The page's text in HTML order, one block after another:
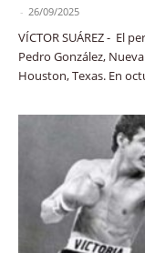
- 26/09/2025
VÍCTOR SUÁREZ - El
Pedro González,
Houston, Texas. En